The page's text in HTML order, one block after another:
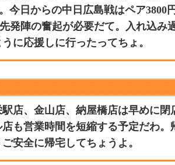
今日からの中日広島戦はペア3800
発陣の奮起が必要だて。入れ込み
に応援しに行ったってちょ。
店、金山店、納屋橋店は早めに閉
も営業時間を短縮する予定だわ。
安全に帰宅してちょうよ。